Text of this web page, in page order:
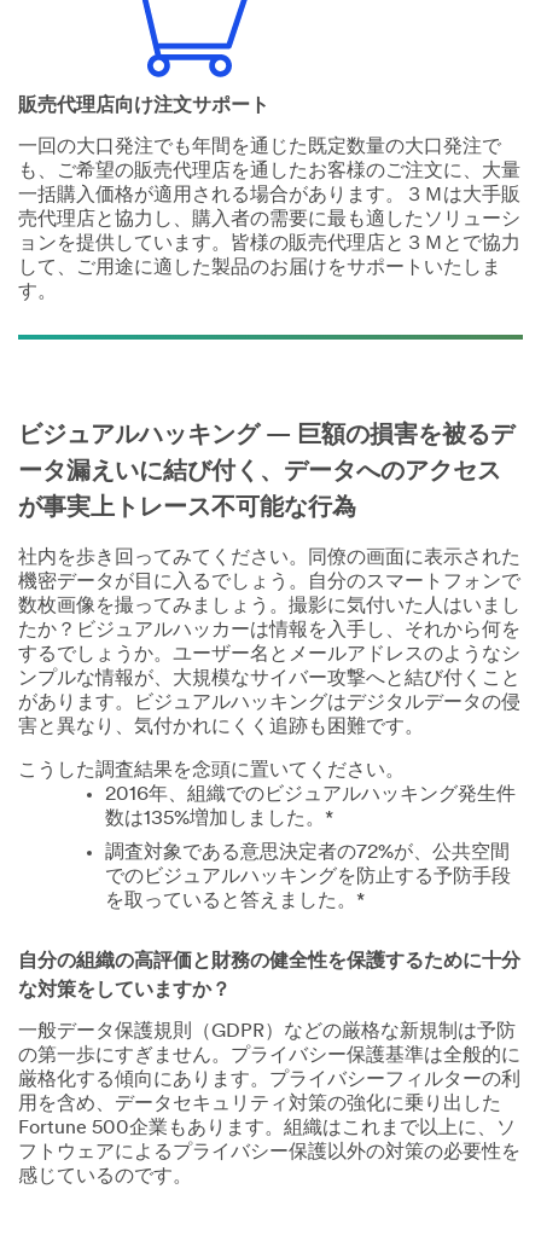
販売代理店向け注文サポート
一回の大口発注でも年間を通じた既定数量の大口発注で
も、ご希望の販売代理店を通したお客様のご注文に、大量
一括購入価格が適用される場合があります。３Ｍは大手販
売代理店と協力し、購入者の需要に最も適したソリューシ
ョンを提供しています。皆様の販売代理店と３Ｍとで協力
して、ご用途に適した製品のお届けをサポートいたしま
す。
ビジュアルハッキング — 巨額の損害を被るデ
ータ漏えいに結び付く、データへのアクセス
が事実上トレース不可能な行為
社内を歩き回ってみてください。同僚の画面に表示された
機密データが目に入るでしょう。自分のスマートフォンで
数枚画像を撮ってみましょう。撮影に気付いた人はいまし
たか？ビジュアルハッカーは情報を入手し、それから何を
するでしょうか。ユーザー名とメールアドレスのようなシ
ンプルな情報が、大規模なサイバー攻撃へと結び付くこと
があります。ビジュアルハッキングはデジタルデータの侵
害と異なり、気付かれにくく追跡も困難です。
こうした調査結果を念頭に置いてください。
2016年、組織でのビジュアルハッキング発生件
数は135%増加しました。*
調査対象である意思決定者の72%が、公共空間
でのビジュアルハッキングを防止する予防手段
を取っていると答えました。*
自分の組織の高評価と財務の健全性を保護するために十分
な対策をしていますか？
一般データ保護規則（GDPR）などの厳格な新規制は予防
の第一歩にすぎません。プライバシー保護基準は全般的に
厳格化する傾向にあります。プライバシーフィルターの利
用を含め、データセキュリティ対策の強化に乗り出した
Fortune 500企業もあります。組織はこれまで以上に、ソ
フトウェアによるプライバシー保護以外の対策の必要性を
感じているのです。